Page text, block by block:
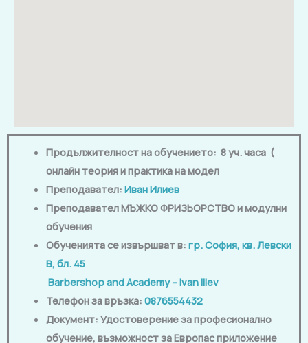
Продължителност на обучението: 8 уч. часа (
онлайн теория и практика на модел
Преподавател: Иван Илиев
Преподавател МЪЖКО ФРИЗЬОРСТВО и модулни
обучения
Обученията се извършват в: гр. София, кв. Левски
В, бл. 45
Barbershop and Academy – Ivan Iliev
Телефон за връзка: 0876554432
Документ: Удостоверение за професионално
обучение, възможност за Европас приложение